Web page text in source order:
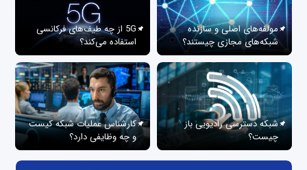
مولفه‌های اصلی و سازنده
شبکه‌های مجازی چیستند؟
5G از چه طیف‌های فرکانسی
استفاده می‌کند؟
شبکه دسترسی رادیویی باز
چیست؟
کارشناس عملیات شبکه کیست
و چه وظایفی دارد؟